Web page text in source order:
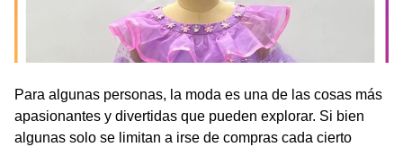
Para algunas personas, la moda es una de las cosas más
apasionantes y divertidas que pueden explorar. Si bien
algunas solo se limitan a irse de compras cada cierto